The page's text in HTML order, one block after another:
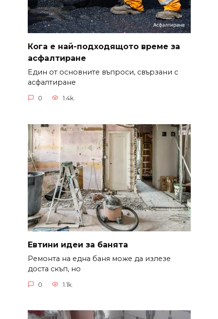
Кога е най-подходящото време за
асфалтиране
Един от основните въпроси, свързани с
асфалтиране
0 1.4k.
Евтини идеи за банята
Ремонта на една баня може да излезе
доста скъп, но
0 1.1k.